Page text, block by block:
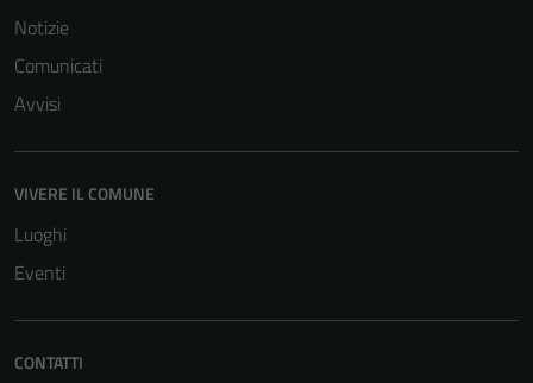
Notizie
Comunicati
Avvisi
VIVERE IL COMUNE
Luoghi
Eventi
CONTATTI
una serie di
possono